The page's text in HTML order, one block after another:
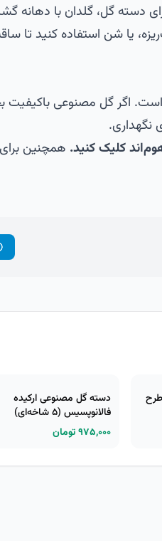
دسته گل، گلدان با دهانه
یا شن استفاده کنید تا
اگر گل مصنوعی باکیفیت
نگهداری.
کلیک کنید. همچنین
دسته گل مصنوعی ارکیده
فالانوپسیس (۵ شاخه‌ای)
۹۷۵,۰۰۰ تومان